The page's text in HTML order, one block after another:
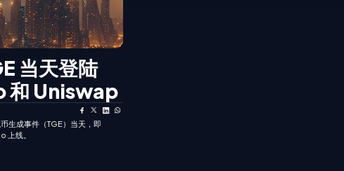
当天登陆
和 Uniswap
生成事件（TGE）当天，即
上线。